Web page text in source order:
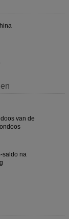
van de
saldo na